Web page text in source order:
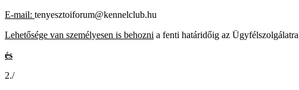
E-mail: tenyesztoiforum@kennelclub.hu
Lehetősége van személyesen is behozni a fenti határidőig az
és
2./